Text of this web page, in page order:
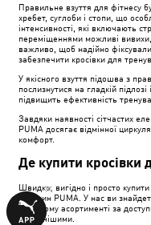
Правильне взуття для фітнесу
хребет, суглоби і стопи, що
інтенсивності, які включають
переміщеннями можливі
важливо, щоб надійно
забезпечити кросівки для
У якісного взуття підошва з
послизнутися на гладкій
підвищить ефективність
Завдяки наявності сітчастих
PUMA досягає відмінної
комфорт.
Де купити кросівки
Швидко, вигідно і просто
магазин PUMA. У нас ви
широкому асортименті за
приємнішими.